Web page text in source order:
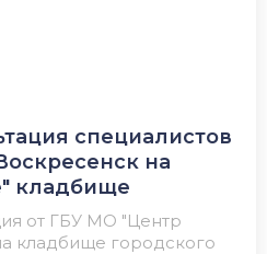
специалистов
на
кладбище
от ГБУ МО "Центр
кладбище городского